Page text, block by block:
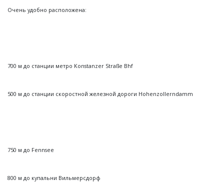
Очень удобно расположена:
700 м до станции метро Konstanzer Straße Bhf
500 м до станции скоростной железной дороги Hohenzollerndamm
750 м до Fennsee
800 м до купальни Вильмерсдорф